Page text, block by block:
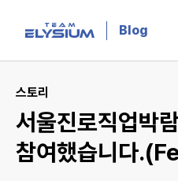
Blog
스토리
서울진로직업박
참여했습니다